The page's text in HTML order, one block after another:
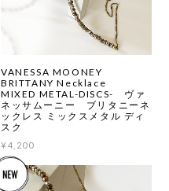
VANESSA MOONEY
BRITTANY Necklace
MIXED METAL-DISCS- ヴァ
ネッサムーニー ブリタニーネ
ックレス ミックスメタル ディ
スク
¥4,200